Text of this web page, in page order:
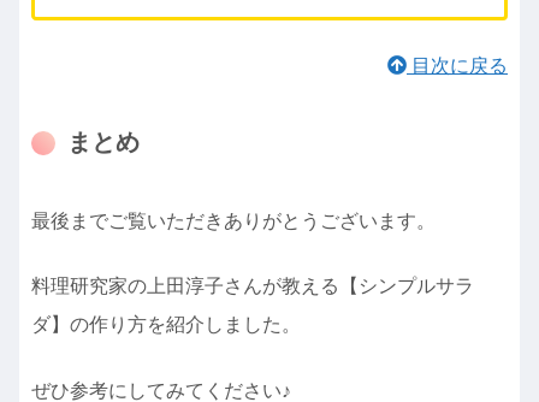
目次に戻る
まとめ
最後までご覧いただきありがとうございます。
料理研究家の上田淳子さんが教える【シンプルサラ
ダ】の作り方を紹介しました。
ぜひ参考にしてみてください♪